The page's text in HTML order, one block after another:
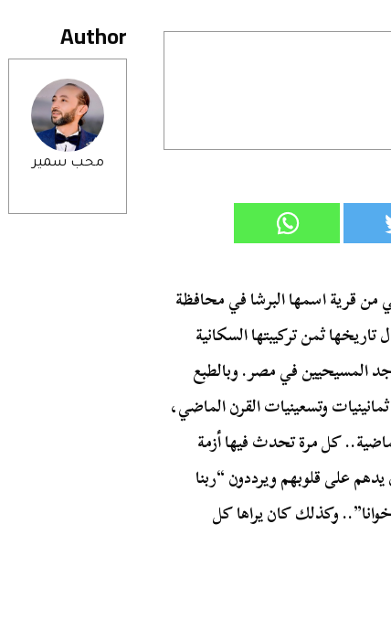
Author
محب سمير
من قرية اسمها البرشا في محافظة
ثمن تركيبتها السكانية
المسيحيين في مصر. وبالطبع
وتسعينيات القرن الماضي،
كل مرة تحدث فيها أزمة
على قلوبهم ويرددون “ربنا
وكذلك كان يراها كل